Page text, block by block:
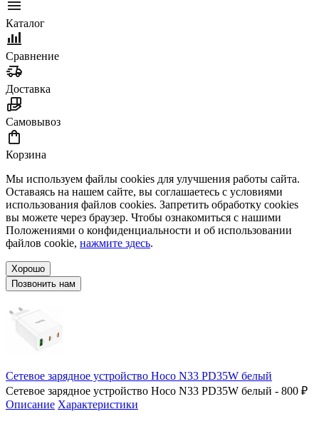
Каталог
Сравнение
Доставка
Самовывоз
Корзина
Мы используем файлы cookies для улучшения работы сайта.
Оставаясь на нашем сайте, вы соглашаетесь с условиями
использования файлов cookies. Запретить обработку cookies
вы можете через браузер. Чтобы ознакомиться с нашими
Положениями о конфиденциальности и об использовании
файлов cookie, нажмите здесь.
Хорошо
Позвонить нам
Сетевое зарядное устройство Hoco N33 PD35W белый
Сетевое зарядное устройство Hoco N33 PD35W белый - 800 ₽
Описание Характеристики